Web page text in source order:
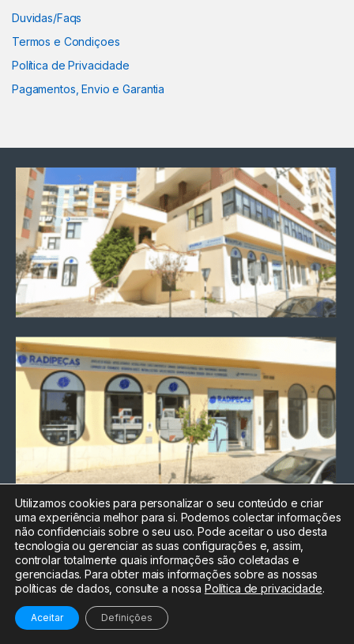
Duvidas/Faqs
Termos e Condiçoes
Política de Privacidade
Pagamentos, Envio e Garantia
Chamada para a rede fixa
nacional
Electrónica:212
588 047
Informática:212
588 044
Utilizamos cookies para personalizar o seu conteúdo e criar
uma experiência melhor para si. Podemos colectar informações
não confidenciais sobre o seu uso. Pode aceitar o uso desta
tecnologia ou gerenciar as suas configurações e, assim,
controlar totalmente quais informações são coletadas e
gerenciadas. Para obter mais informações sobre as nossas
políticas de dados, consulte a nossa Política de privacidade.
Aceitar Definições